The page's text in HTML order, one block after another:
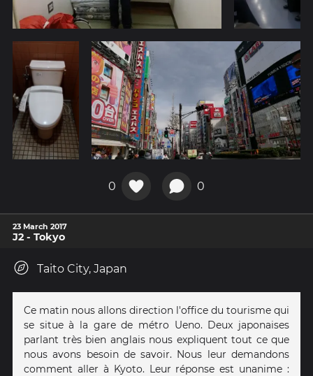
0 0
23 March 2017
J2 - Tokyo
Taito City, Japan
Ce matin nous allons direction l'office du tourisme qui
se situe à la gare de métro Ueno. Deux japonaises
parlant très bien anglais nous expliquent tout ce que
nous avons besoin de savoir. Nous leur demandons
comment aller à Kyoto. Leur réponse est unanime :